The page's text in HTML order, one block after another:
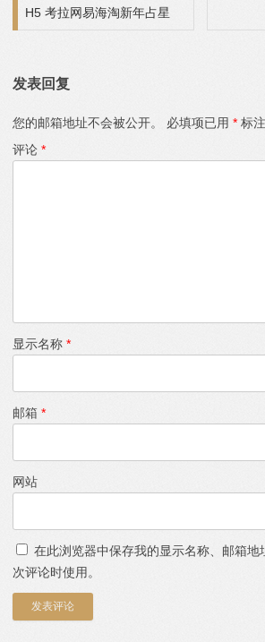
文章导航
H5 考拉网易海淘新年占星
发表回复
您的邮箱地址不会被公开。 必填项已用 * 标注
评论 *
显示名称 *
邮箱 *
网站
在此浏览器中保存我的显示名称、邮箱地
次评论时使用。